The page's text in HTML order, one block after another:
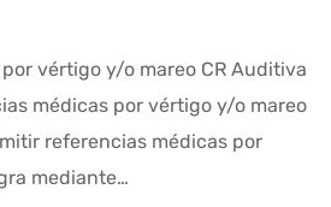
vértigo y/o mareo CR Auditiva
médicas por vértigo y/o mareo
referencias médicas por
mediante…